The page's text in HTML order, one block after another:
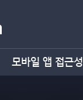
모바일 앱 접근성